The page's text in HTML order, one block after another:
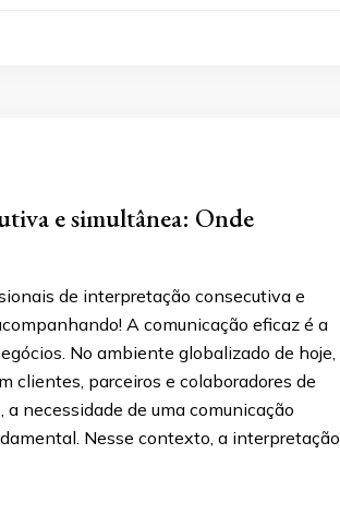
e simultânea: Onde
de interpretação consecutiva e
A comunicação eficaz é a
No ambiente globalizado de hoje,
clientes, parceiros e colaboradores de
necessidade de uma comunicação
Nesse contexto, a interpretação